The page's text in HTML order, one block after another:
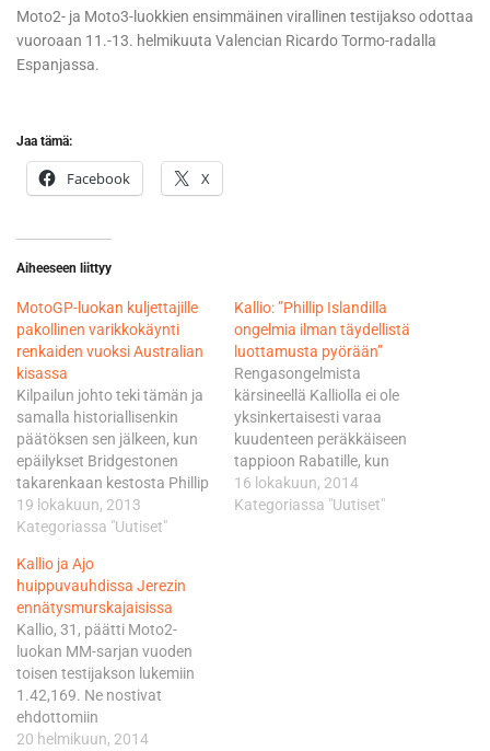
Moto2- ja Moto3-luokkien ensimmäinen virallinen testijakso odottaa
vuoroaan 11.-13. helmikuuta Valencian Ricardo Tormo-radalla
Espanjassa.
Jaa tämä:
Facebook X
Aiheeseen liittyy
MotoGP-luokan kuljettajille
pakollinen varikkokäynti
renkaiden vuoksi Australian
kisassa
Kilpailun johto teki tämän ja
samalla historiallisenkin
päätöksen sen jälkeen, kun
epäilykset Bridgestonen
takarenkaan kestosta Phillip
Islandin uudella
asfattipinnalla nousivat
voimakkaammin esiin.
Bridgestonen mukaan he
eivät voi taata näissä
olosuhteissa slicks-renkaan
kestoa 14 kierrosta
enempää. Kuljettajat voivat
käyttää Phillip Islandilla vain
kovempaa seosta ja näin
ollen uusilla renkailla…
19 lokakuun, 2013
Kategoriassa "Uutiset"
Kallio: ”Phillip Islandilla
ongelmia ilman täydellistä
luottamusta pyörään”
Rengasongelmista
kärsineellä Kalliolla ei ole
yksinkertaisesti varaa
kuudenteen peräkkäiseen
tappioon Rabatille, kun
kauden 16. osakilpailu
sivalletaan ensi sunnuntaina
16 lokakuun, 2014
Kategoriassa "Uutiset"
Kallio ja Ajo
huippuvauhdissa Jerezin
ennätysmurskajaisissa
Kallio, 31, päätti Moto2-
luokan MM-sarjan vuoden
toisen testijakson lukemiin
1.42,169. Ne nostivat
ehdottomiin
mestarisuosikkeihin
20 helmikuun, 2014